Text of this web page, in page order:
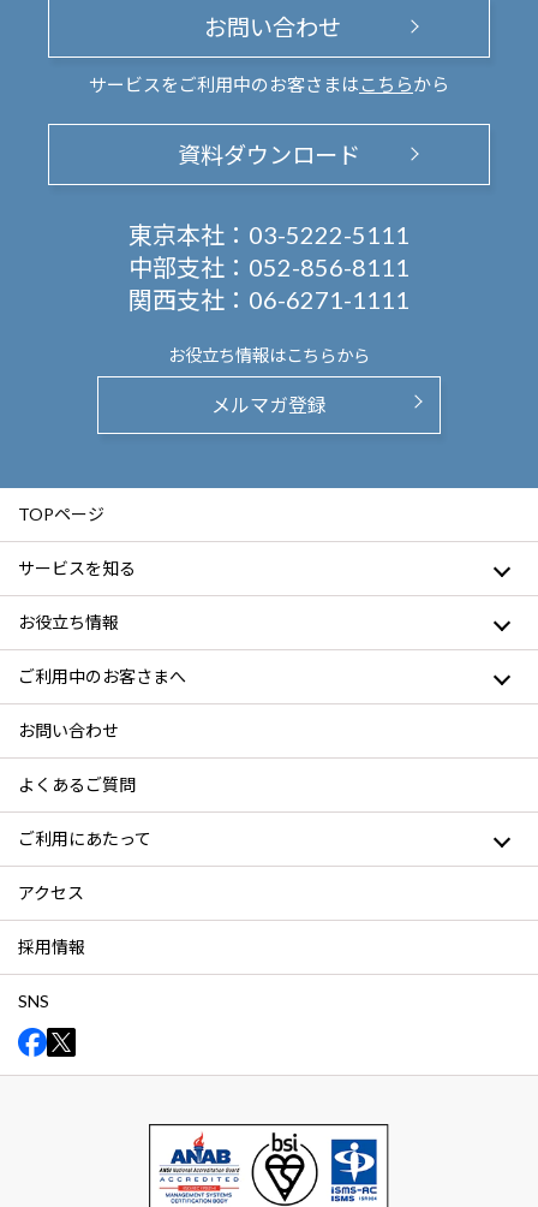
お問い合わせ
サービスをご利用中のお客さまは こちらから
資料ダウンロード
東京本社： 03-5222-5111
中部支社： 052-856-8111
関西支社： 06-6271-1111
お役立ち情報はこちらから
メルマガ登録
TOPページ
サービスを知る
お役立ち情報
ご利用中のお客さまへ
お問い合わせ
よくあるご質問
ご利用にあたって
アクセス
採用情報
SNS